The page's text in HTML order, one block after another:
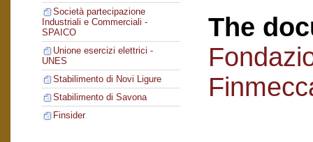
Società partecipazione
Industriali e Commerciali -
SPAICO
Unione esercizi elettrici -
UNES
Stabilimento di Novi Ligure
Stabilimento di Savona
Finsider
The